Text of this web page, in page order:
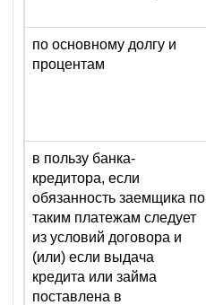
по основному долгу и
процентам
в пользу банка-
кредитора, если
обязанность заемщика по
таким платежам следует
из условий договора и
(или) если выдача
кредита или займа
поставлена в